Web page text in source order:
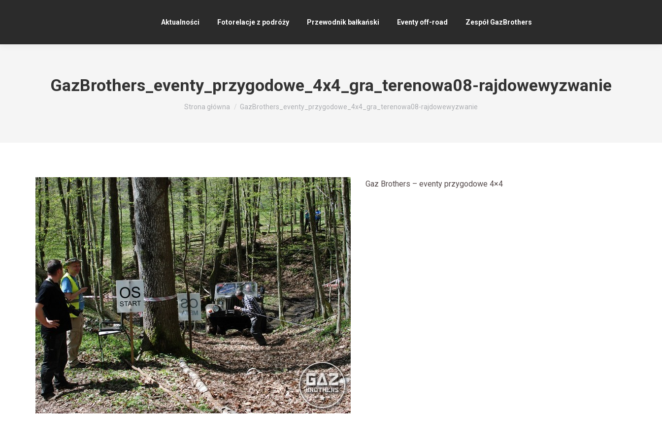
Aktualności Fotorelacje z podróży Przewodnik bałkański Eventy off-road Zespół GazBrothers
GazBrothers_eventy_przygodowe_4x4_gra_terenowa08-rajdowewyzwanie
Jesteś tutaj:
Strona główna GazBrothers_eventy_przygodowe_4x4_gra_terenowa08-rajdowewyzwanie
Gaz Brothers – eventy przygodowe 4×4